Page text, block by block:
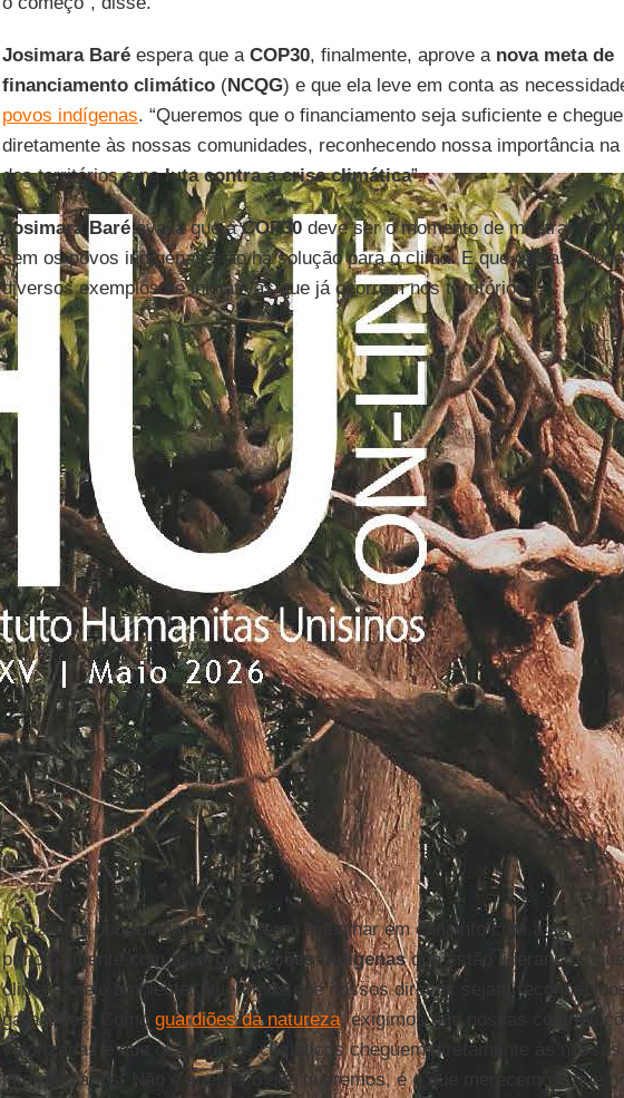
Josimara Baréespera que a COP30, finalmente, aprove a nova meta de
financiamento climático(NCQG) e que ela leve em conta as
povos indígenas. “Queremos que o financiamento seja suficiente e chegue
diretamente às nossas comunidades, reconhecendo nossa importância
dos territórios e naluta contra a crise climática”.
Josimara Baréavalia que aCOP30deve ser o momento de mostrar ao
sem os povos indígenas, não há solução para o clima. E que o Brasil
diversos exemplos de iniciativas que já ocorrem nos territórios.
“Será uma oportunidade do governo trabalhar em conjunto com a
principalmente com as organizações indígenasque estão liderando a
clima e meio ambiente. Queremos que nossos direitos sejam
garantidos. Como guardiões da natureza, exigimos que nossas
valorizadas e que os recursos climáticos cheguem diretamente às nossas
intermediários. Não é apenas o que queremos, é o que merecemos: que